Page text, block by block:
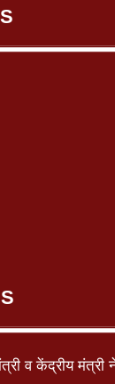
व केंद्रीय मंत्री